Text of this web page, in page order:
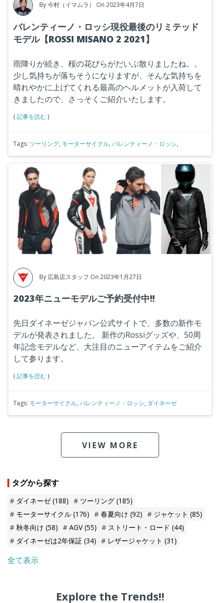
By今村（イマムラ） On 2023年4月7日
バレンティーノ・ロッシ現役最後のリミテッド
モデル【ROSSI MISANO 2 2021】
雨降りが続き、桜の花びらがだいぶ散りましたね。。
少し気持ちが落ちそうになりますが、そんな気持ちを
晴れやかに上げてくれる最高のヘルメットが入荷して
きましたので、さっそくご紹介いたします。
(記事を読む)
Tags: ツーリング, モーターサイクル, バレンティーノ・ロッシ,
By 広島店スタッフ On 2023年1月27日
2023年ニューモデルご予約受付中!!
先日ダイネーゼジャパン公式サイトで、多数の新作モ
デルが発表されました。
新作のRossiグッズや、50周
年記念モデルなど、大注目のニューアイテムをご紹介
して参ります。
(記事を読む)
Tags: モーターサイクル, バレンティーノ・ロッシ, ダイネーゼ
VIEW MORE
タグから探す
ダイネーゼ(188) ツーリング (185)
モーターサイクル (176) 春夏向け (92) ジャケット (85)
秋冬向け (58) AGV(55) ストリート・ロード (44)
ダイネーゼは2年保証 (34) レザージャケット (31)
全て表示
Explore the Trends!!